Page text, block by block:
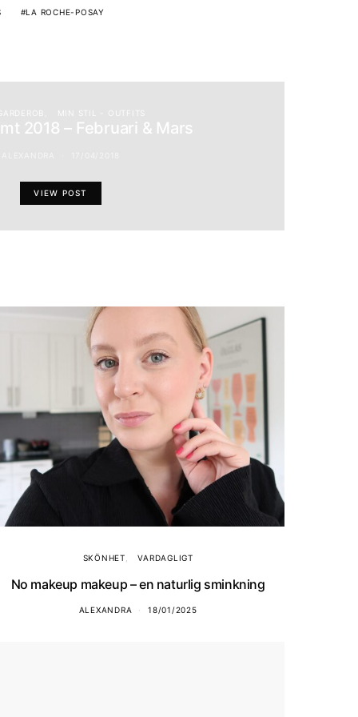
LA ROCHE-POSAY
MIN STIL - OUTFITS
2018 – Februari & Mars
VIEW POST
SKÖNHET VARDAGLIGT
No makeup makeup – en naturlig sminkning
ALEXANDRA 18/01/2025